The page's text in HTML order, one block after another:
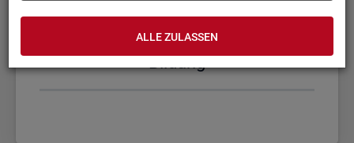
ALLE ZULASSEN
Bil­dung